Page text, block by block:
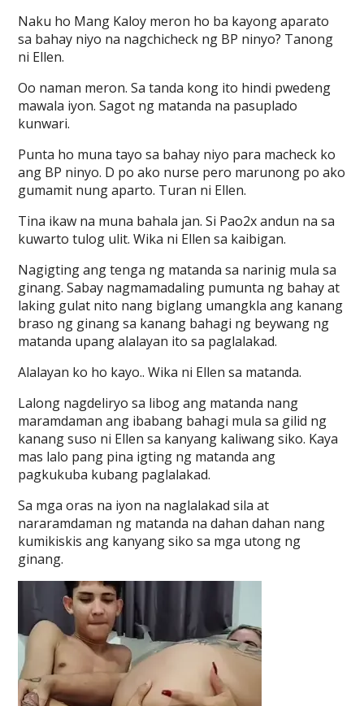
Naku ho Mang Kaloy meron ho ba kayong aparato
sa bahay niyo na nagchicheck ng BP ninyo? Tanong
ni Ellen.
Oo naman meron. Sa tanda kong ito hindi pwedeng
mawala iyon. Sagot ng matanda na pasuplado
kunwari.
Punta ho muna tayo sa bahay niyo para macheck ko
ang BP ninyo. D po ako nurse pero marunong po ako
gumamit nung aparto. Turan ni Ellen.
Tina ikaw na muna bahala jan. Si Pao2x andun na sa
kuwarto tulog ulit. Wika ni Ellen sa kaibigan.
Nagigting ang tenga ng matanda sa narinig mula sa
ginang. Sabay nagmamadaling pumunta ng bahay at
laking gulat nito nang biglang umangkla ang kanang
braso ng ginang sa kanang bahagi ng beywang ng
matanda upang alalayan ito sa paglalakad.
Alalayan ko ho kayo.. Wika ni Ellen sa matanda.
Lalong nagdeliryo sa libog ang matanda nang
maramdaman ang ibabang bahagi mula sa gilid ng
kanang suso ni Ellen sa kanyang kaliwang siko. Kaya
mas lalo pang pina igting ng matanda ang
pagkukuba kubang paglalakad.
Sa mga oras na iyon na naglalakad sila at
nararamdaman ng matanda na dahan dahan nang
kumikiskis ang kanyang siko sa mga utong ng
ginang.